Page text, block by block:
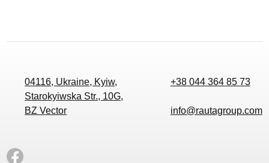
04116, Ukraine, Kyiw,
Starokyiwska Str., 10G,
BZ Vector
+38 044 364 85 73
info@rautagroup.com